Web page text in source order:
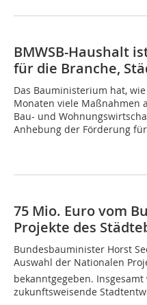
BMWSB-Haushalt
für die Branche,
Das Bauministerium hat,
Monaten viele Maßnahmen
Bau- und
Anhebung der Förderung
75 Mio. Euro vom
Projekte des
Bundesbauminister Horst
Auswahl der Nationalen
bekanntgegeben.
zukunftsweisende